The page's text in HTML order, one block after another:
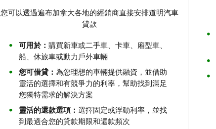
您可以透過遍布加拿大各地的經銷商直接安排道明汽車
貸款
可用於： 購買新車或二手車、卡車、廂型車、
船、休旅車或動力戶外車輛
您可借貸： 為您理想的車輛提供融資，並借助
靈活的選擇和有競爭力的利率，幫助找到滿足
您獨特需求的解決方案
靈活的還款選項： 選擇固定或浮動利率，並找
到最適合您的貸款期限和還款頻次